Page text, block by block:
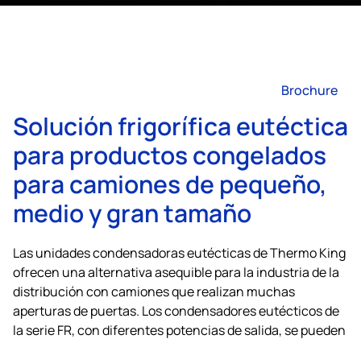
Brochure
Solución frigorífica eutéctica
para productos congelados
para camiones de pequeño,
medio y gran tamaño
Las unidades condensadoras eutécticas deThermo King
ofrecen una alternativa asequible para la industria de la
distribución con camiones que realizan muchas
aperturas de puertas. Los condensadores eutécticos de
la serie FR, con diferentes potencias de salida, se pueden